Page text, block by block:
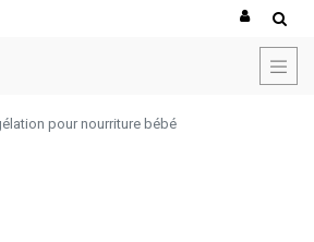
pour nourriture bébé